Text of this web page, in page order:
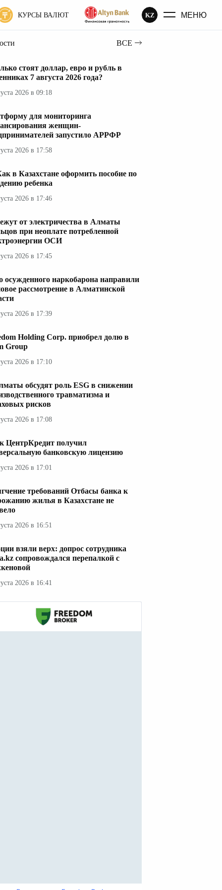
КУРСЫ ВАЛЮТ KZ МЕНЮ
ВСЕ
стоят доллар, евро и рубль в
7 августа 2026 года?
2026 в 09:18
для мониторинга
женщин-
запустило АРРФР
2026 в 17:58
в Казахстане оформить пособие по
ребенка
2026 в 17:46
от электричества в Алматы
при неоплате потребленной
ОСИ
2026 в 17:45
осужденного наркобарона направили
рассмотрение в Алматинской
2026 в 17:39
Holding Corp. приобрел долю в
Group
2026 в 17:10
обсудят роль ESG в снижении
травматизма и
рисков
2026 в 17:08
ЦентрКредит получил
банковскую лицензию
2026 в 17:01
требований Отбасы банка к
жилья в Казахстане не
2026 в 16:51
взяли верх: допрос сотрудника
сопровождался перепалкой с
2026 в 16:41